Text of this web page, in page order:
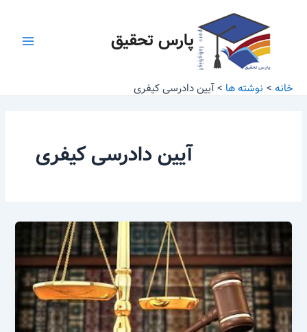
پارس تحقیق
خانه نوشته ها آیین دادرسی کیفری
آیین دادرسی کیفری